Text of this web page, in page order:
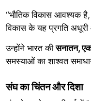
“भौतिक विकास आवश्यक
विकास के यह प्रगति अधूरी
उन्होंने भारत कीसनातन,
समस्याओं का शाश्वत
संघ का चिंतन और दिशा